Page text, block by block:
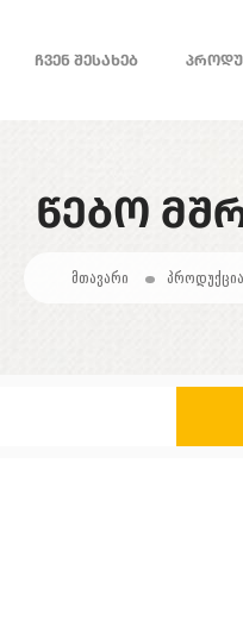
ᲩᲕᲔᲜ ᲨᲔᲡᲐᲮᲔᲑ
ᲬᲔᲑᲝ
მთავარი პროდუქცია